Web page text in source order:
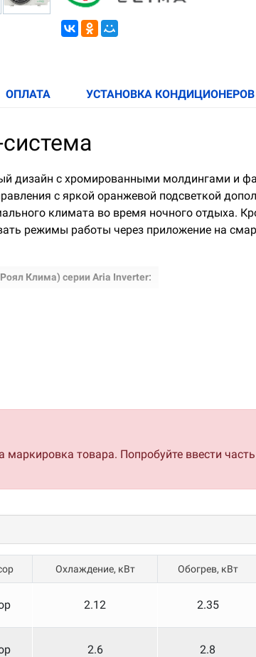
ОПЛАТА УСТАНОВКА КОНДИЦИОНЕРОВ
дизайн с хромированными молдингами и
с яркой оранжевой подсветкой
климата во время ночного отдыха.
режимы работы через приложение на
Клима) серии Aria Inverter:
товара. Попробуйте ввести
Охлаждение, кВт Обогрев, кВт
2.12 2.35
2.6 2.8